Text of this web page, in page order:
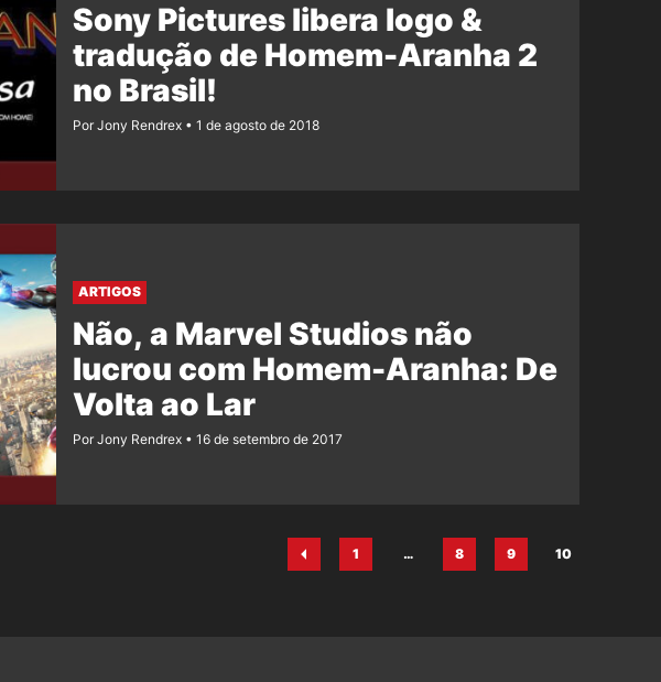
Sony Pictures libera logo &
tradução de Homem-Aranha 2
no Brasil!
Por Jony Rendrex 1 de agosto de 2018
ARTIGOS
Não, a Marvel Studios não
lucrou com Homem-Aranha: De
Volta ao Lar
Por Jony Rendrex 16 de setembro de 2017
Página
1
…
Página
8
Página
9
10